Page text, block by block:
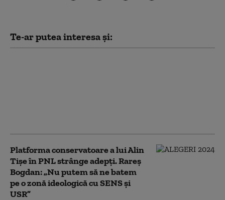
Te-ar putea interesa și:
Platforma conservatoare a lui Alin
Tișe în PNL strânge adepți. Rareș
Bogdan: „Nu putem să ne batem
pe o zonă ideologică cu SENS și
USR”